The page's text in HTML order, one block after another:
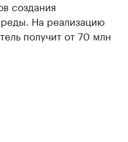
создания
На реализацию
получит от 70 млн